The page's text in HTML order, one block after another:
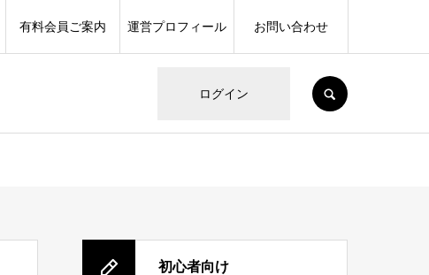
ログイン
有料会員ご案内 運営プロフィール お問い合わせ
初心者向け